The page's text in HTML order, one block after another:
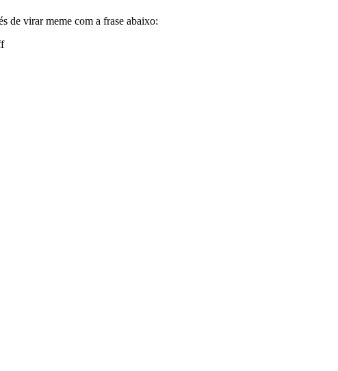
de virar meme com a frase abaixo: